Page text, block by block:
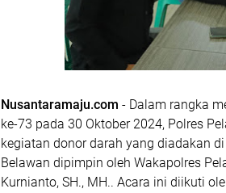
Nusantaramaju.com - Dalam rangka
ke-73 pada 30 Oktober 2024, Polres
kegiatan donor darah yang diadakan
Belawan dipimpin oleh Wakapolres
Kurnianto, SH., MH.. Acara ini diikuti